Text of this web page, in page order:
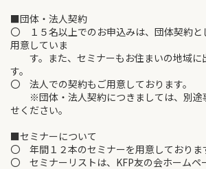
■団体・法人契約
〇 １５名以上でのお申込みは、団体契約と
用意していま
す。また、セミナーもお住まいの地域に
す。
〇 法人での契約もご用意しております。
※団体・法人契約につきましては、別途
せください。
■セミナーについて
〇 年間１２本のセミナーを用意しておりま
〇 セミナーリストは、KFP友の会ホームペ